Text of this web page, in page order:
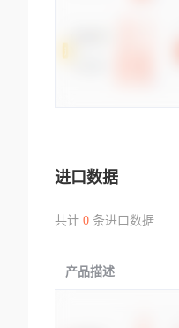
进口数据
共计 0条进口数据
产品描述